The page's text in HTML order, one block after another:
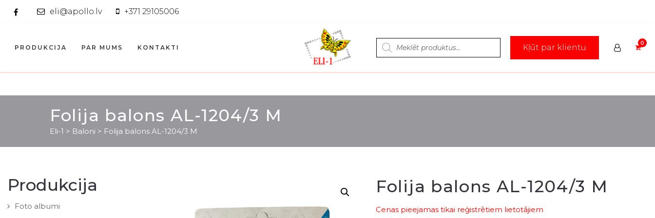
eli@apollo.lv +371 29105006
Products
search Kļūt par klientu
PRODUKCIJA PAR MUMS KONTAKTI
Folija balons AL-1204/3 M
Eli-1 > Baloni > Folija balons AL-1204/3 M
Produkcija
Foto albumi
Folija balons AL-1204/3 M
Cenas pieejamas tikai reģistrētiem lietotājiem